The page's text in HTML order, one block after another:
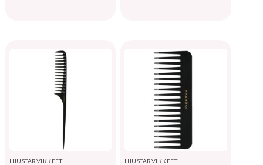
HIUSTARVIKKEET HIUSTARVIKKEET